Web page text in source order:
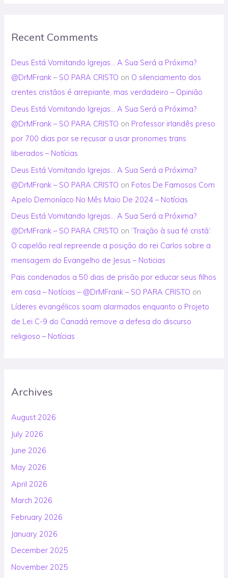
Recent Comments
Deus Está Vomitando Igrejas… A Sua Será a Próxima?
@DrMFrank – SO PARA CRISTO on O silenciamento dos
crentes cristãos é arrepiante, mas verdadeiro – Opinião
Deus Está Vomitando Igrejas… A Sua Será a Próxima?
@DrMFrank – SO PARA CRISTO on Professor irlandês preso
por 700 dias por se recusar a usar pronomes trans
liberados – Notícias
Deus Está Vomitando Igrejas… A Sua Será a Próxima?
@DrMFrank – SO PARA CRISTO on Fotos De Famosos Com
Apelo Demoníaco No Mês Maio De 2024 – Notícias
Deus Está Vomitando Igrejas… A Sua Será a Próxima?
@DrMFrank – SO PARA CRISTO on ‘Traição à sua fé cristã’:
O capelão real repreende a posição do rei Carlos sobre a
mensagem do Evangelho de Jesus – Noticias
Pais condenados a 50 dias de prisão por educar seus filhos
em casa – Notícias – @DrMFrank – SO PARA CRISTO on
Líderes evangélicos soam alarmados enquanto o Projeto
de Lei C-9 do Canadá remove a defesa do discurso
religioso – Notícias
Archives
August 2026
July 2026
June 2026
May 2026
April 2026
March 2026
February 2026
January 2026
December 2025
November 2025